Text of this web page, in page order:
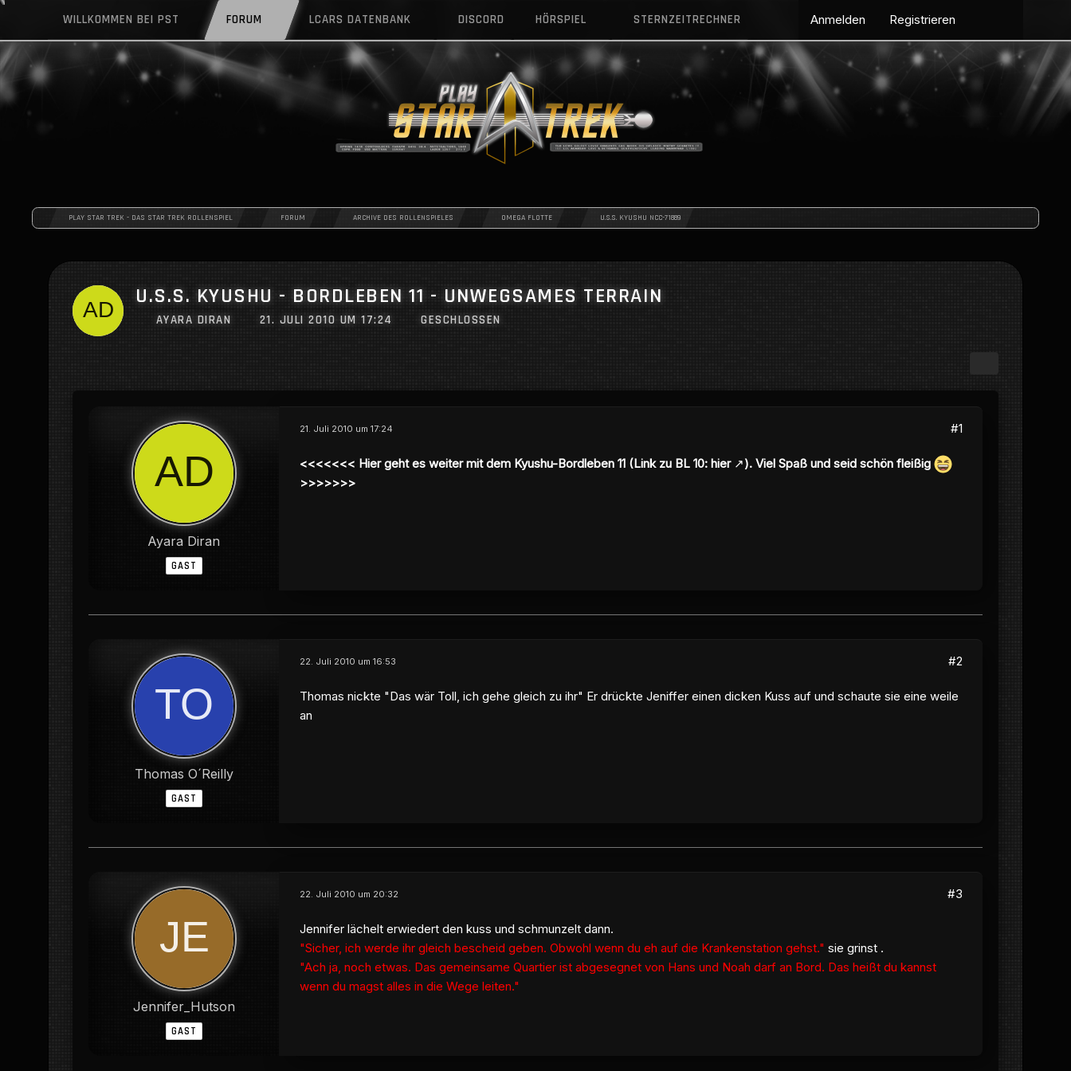
WILLKOMMEN BEI PST FORUM LCARS DATENBANK DISCORD HÖRSPIEL STERNZEITRECHNER Anmelden Registrieren
PLAY STAR TREK - DAS STAR TREK ROLLENSPIEL FORUM ARCHIVE DES ROLLENSPIELES OMEGA FLOTTE U.S.S. KYUSHU NCC-71889
U.S.S. KYUSHU - BORDLEBEN 11 - UNWEGSAMES TERRAIN
AYARA DIRAN 21. JULI 2010 UM 17:24 GESCHLOSSEN
Ayara Diran
GAST
21. Juli 2010 um 17:24 #1
<<<<<<< Hier geht es weiter mit dem Kyushu-Bordleben 11 (Link zu BL 10:hier
). Viel Spaß und seid schön fleißig
>>>>>>>
Thomas O´Reilly
GAST
22. Juli 2010 um 16:53 #2
Thomas nickte "Das wär Toll, ich gehe gleich zu ihr" Er drückte Jeniffer einen dicken Kuss auf und schaute sie eine weile
an
Jennifer_Hutson
GAST
22. Juli 2010 um 20:32 #3
Jennifer lächelt erwiedert den kuss und schmunzelt dann.
"Sicher, ich werde ihr gleich bescheid geben. Obwohl wenn du eh auf die Krankenstation gehst." sie grinst .
"Ach ja, noch etwas. Das gemeinsame Quartier ist abgesegnet von Hans und Noah darf an Bord. Das heißt du kannst
wenn du magst alles in die Wege leiten."